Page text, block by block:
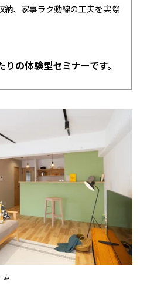
納、家事ラク動線の工夫を実際
の体験型セミナーです。
ム